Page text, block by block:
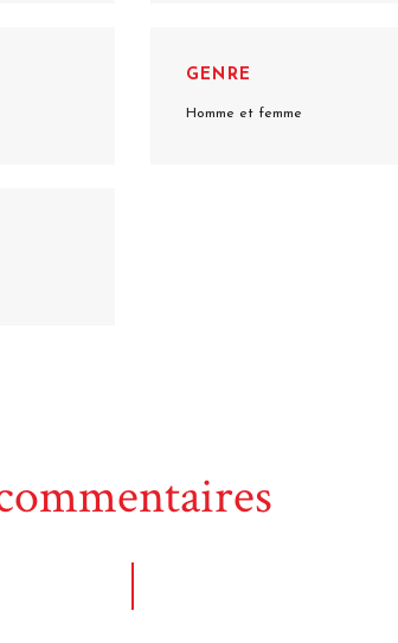
GENRE
Homme et femme